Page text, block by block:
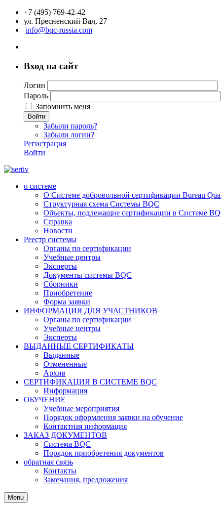
+7 (495) 769-42-42
ул. Пресненский Вал, 27
info@bqc-russia.com
Вход на сайт
Логин
Пароль
Запомнить меня
Войти
Забыли пароль?
Забыли логин?
Регистрация
Войти
о системе
О Системе добровольной сертификации Bureau
Структурная схема Системы BQC
Объекты, подлежащие сертификации в Системе
Справка
Новости
Реестр системы
Органы по сертификации
Учебные центры
Эксперты
Документы системы BQC
Сборники
Приобретение
Форма заявки
ИНФОРМАЦИЯ ДЛЯ УЧАСТНИКОВ
Органы по сертификации
Учебные центры
Эксперты
ВЫДАННЫЕ СЕРТИФИКАТЫ
Выданные
Отмененные
Архив
СЕРТИФИКАЦИЯ В СИСТЕМЕ BQC
Информация
ОБУЧЕНИЕ
Учебные мероприятия
Порядок оформления заявки на обучение
Контактная информация
ЗАКАЗ ДОКУМЕНТОВ
Система BQC
Порядок приобретения документов
обратная связь
Контакты
Замечания, предложения
Menu